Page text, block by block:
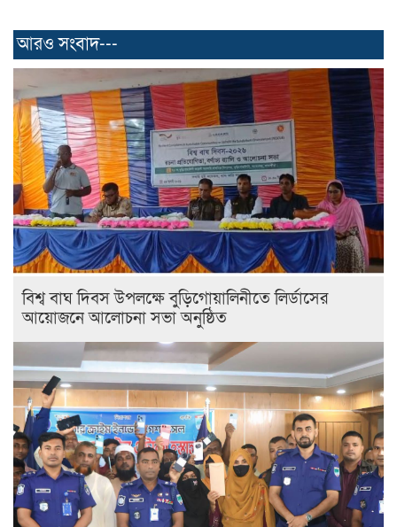
আরও সংবাদ---
বিশ্ব বাঘ দিবস উপলক্ষে বুড়িগোয়ালিনীতে লির্ডাসের
আয়োজনে আলোচনা সভা অনুষ্ঠিত